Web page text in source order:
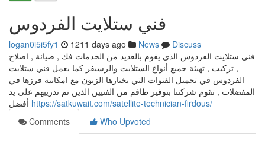
فني ستلايت الفردوس
logan0i5i5fy1 1211 days ago News
Discuss
فني ستلايت الفردوس الذي يقوم بالعديد من الخدمات فك , صيانة , اصلاح
, تركيب , تهيئة جميع أنواع الستلايت والرسيفر كما يعمل فني ستلايت
الفردوس في تحميل القنوات التي يختارها الزبون مع امكانية فرزها في
المفضلات , تقوم شركتنا بتوفير طاقم من الفنيين الذين تم تدريبهم على يد
https://satkuwait.com/satellite-technician-firdous/
Comments
Who Upvoted